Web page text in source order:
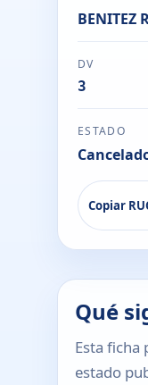
BENITEZ
DV
3
ESTADO
Copiar
Qué
Esta ficha
estado